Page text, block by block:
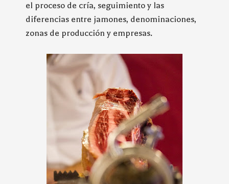
el proceso de cría, seguimiento y las
diferencias entre jamones, denominaciones,
zonas de producción y empresas.